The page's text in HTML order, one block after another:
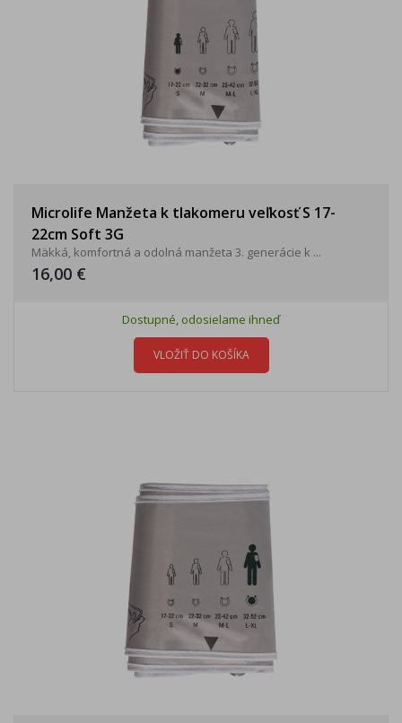
Microlife Manžeta k tlakomeru veľkosť S 17-
22cm Soft 3G
Mäkká, komfortná a odolná manžeta 3. generácie k ...
16,00 €
Dostupné, odosielame ihneď
VLOŽIŤ DO KOŠÍKA